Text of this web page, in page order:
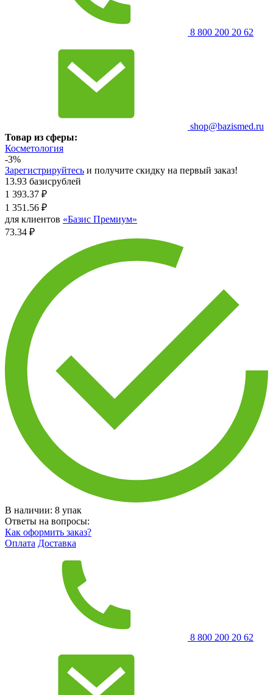
8 800 200 20 62
shop@bazismed.ru
Товар из сферы:
Косметология
-3%
Зарегистрируйтесь и получите скидку на первый заказ!
13.93 базисрублей
1 393.37 ₽
1 351.56 ₽
для клиентов «Базис Премиум»
73.34 ₽
В наличии: 8 упак
Ответы на вопросы:
Как оформить заказ?
Оплата Доставка
8 800 200 20 62